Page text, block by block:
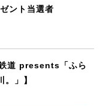
ント当選者
道 presents「ふら
」】